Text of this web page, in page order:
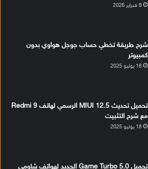
8 فبراير 2026
شرح طريقة تخطي حساب جوجل هواوي بدون
كمبيوتر
18 يوليو 2025
تحميل تحديث MIUI 12.5 الرسمي لهاتف Redmi 9
مع شرح التثبيت
18 يوليو 2025
تحميل Game Turbo 5.0 الجديد لهواتف شاومي